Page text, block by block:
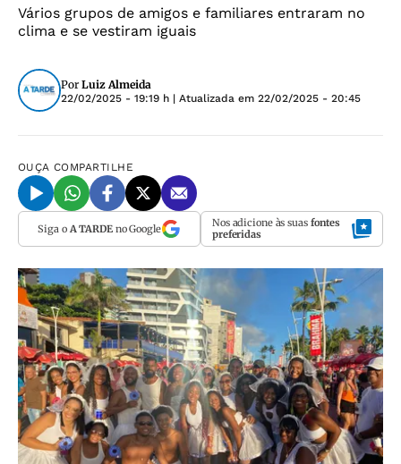
Vários grupos de amigos e familiares entraram no
clima e se vestiram iguais
Por Luiz Almeida
22/02/2025 - 19:19 h | Atualizada em 22/02/2025 - 20:45
OUÇA COMPARTILHE
Siga o A TARDEno Google Nos adicione às suas fontes
preferidas